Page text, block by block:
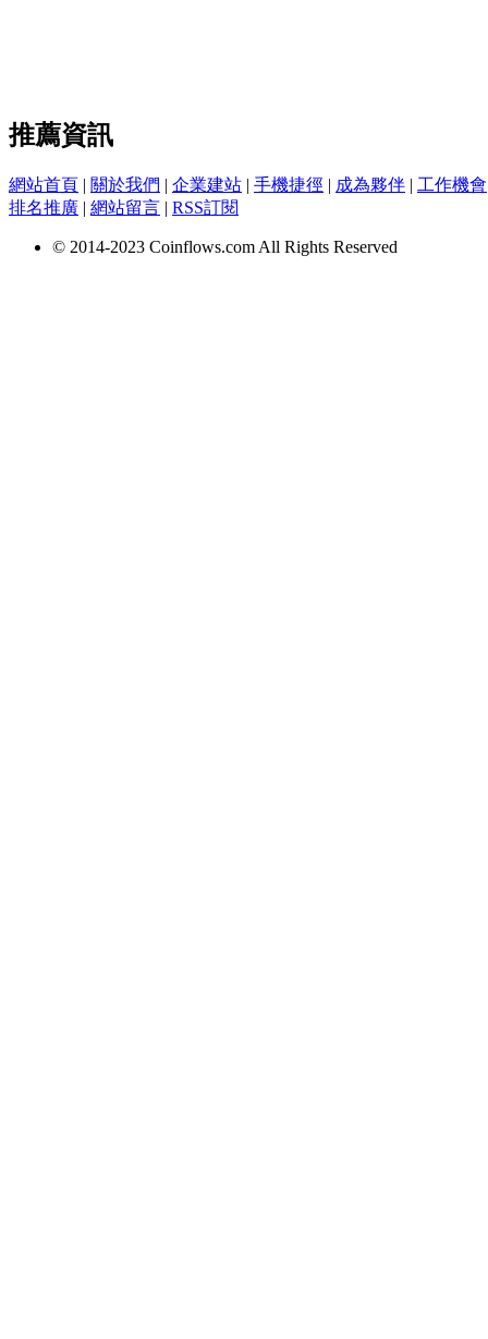
推薦資訊
網站首頁 | 關於我們 | 企業建站 | 手機捷徑 | 成為夥伴 | 工作機會
排名推廣 | 網站留言 | RSS訂閱
© 2014-2023 Coinflows.com All Rights Reserved